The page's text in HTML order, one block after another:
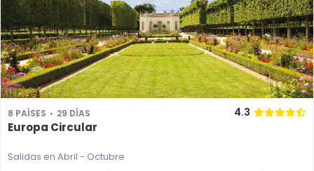
8 PAÍSES 29 DÍAS 4.3
Europa Circular
Salidas en Abril - Octubre